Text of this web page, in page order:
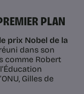
PLAN
prix Nobel de la
dans son
comme Robert
Gilles de